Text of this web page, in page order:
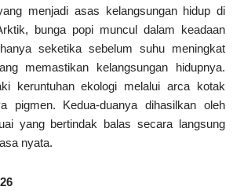
menjadi asas kelangsungan hidup di
bunga popi muncul dalam keadaan
seketika sebelum suhu meningkat
memastikan kelangsungan hidupnya.
keruntuhan ekologi melalui arca kotak
pigmen. Kedua-duanya dihasilkan oleh
yang bertindak balas secara langsung
nyata.